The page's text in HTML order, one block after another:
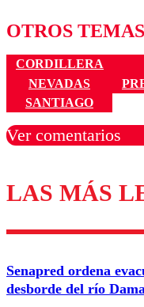
OTROS
CORDILLERA
NEVADAS
SANTIAGO
Ver comentarios
Los comentarios
Nombre
Correo
LAS MÁS
Senapred ordena
desborde del río